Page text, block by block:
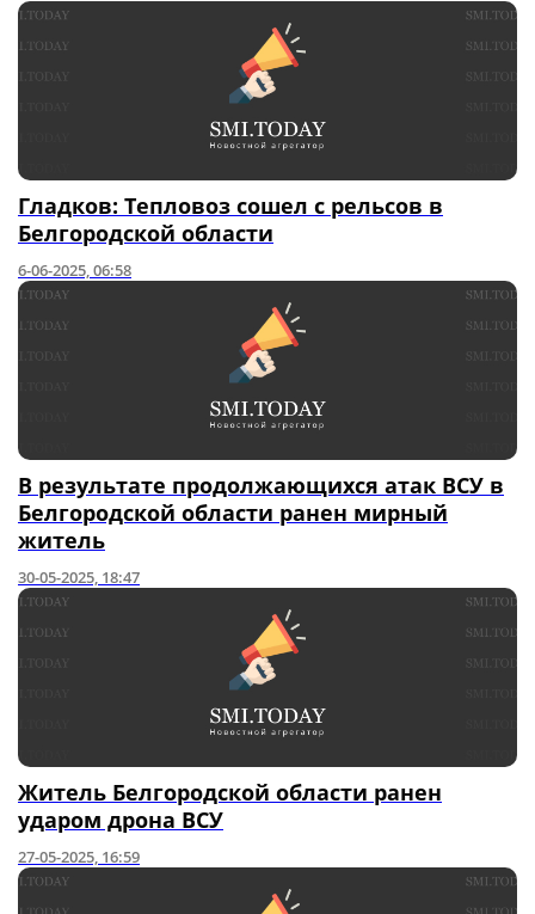
Гладков: Тепловоз сошел с рельсов в
Белгородской области
6-06-2025, 06:58
В результате продолжающихся атак ВСУ в
Белгородской области ранен мирный
житель
30-05-2025, 18:47
Житель Белгородской области ранен
ударом дрона ВСУ
27-05-2025, 16:59